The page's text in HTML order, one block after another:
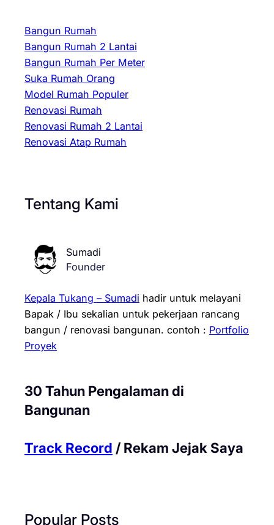
Bangun Rumah
Bangun Rumah 2 Lantai
Bangun Rumah Per Meter
Suka Rumah Orang
Model Rumah Populer
Renovasi Rumah
Renovasi Rumah 2 Lantai
Renovasi Atap Rumah
Tentang Kami
Sumadi
Founder
Kepala Tukang – Sumadi hadir untuk melayani
Bapak / Ibu sekalian untuk pekerjaan rancang
bangun / renovasi bangunan. contoh : Portfolio
Proyek
30 Tahun Pengalaman di
Bangunan
Track Record / Rekam Jejak Saya
Popular Posts